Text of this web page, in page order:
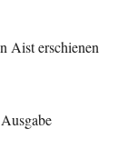
Aist erschienen